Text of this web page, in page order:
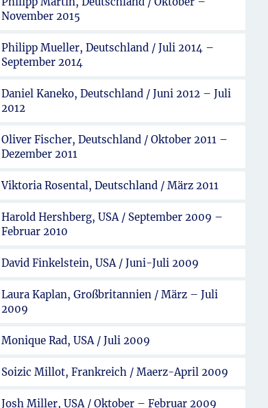
November 2015
Philipp Mueller, Deutschland / Juli 2014 –
September 2014
Daniel Kaneko, Deutschland / Juni 2012 – Juli
2012
Oliver Fischer, Deutschland / Oktober 2011 –
Dezember 2011
Viktoria Rosental, Deutschland / März 2011
Harold Hershberg, USA / September 2009 –
Februar 2010
David Finkelstein, USA / Juni-Juli 2009
Laura Kaplan, Großbritannien / März – Juli
2009
Monique Rad, USA / Juli 2009
Soizic Millot, Frankreich / Maerz-April 2009
Josh Miller, USA / Oktober – Februar 2009